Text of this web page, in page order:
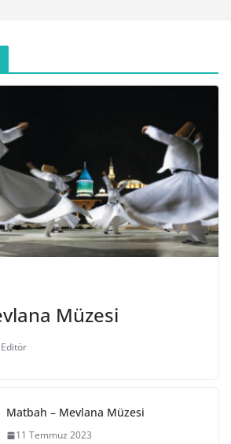
Müzesi
Editör
Matbah – Mevlana Müzesi
11 Temmuz 2023